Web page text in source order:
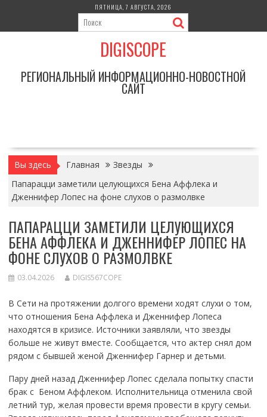
содержимому
ПЯТНИЦА, 7 АВГУСТА, 2026
DIGISCOPE
РЕГИОНАЛЬНЫЙ ИНФОРМАЦИОННО-НОВОСТНОЙ
САЙТ
Вы здесь Главная
Звезды
Папарацци заметили целующихся Бена Аффлека и
Дженнифер Лопес на фоне слухов о размолвке
ПАПАРАЦЦИ ЗАМЕТИЛИ ЦЕЛУЮЩИХСЯ
БЕНА АФФЛЕКА И ДЖЕННИФЕР ЛОПЕС НА
ФОНЕ СЛУХОВ О РАЗМОЛВКЕ
03.04.2026 DIGIS567COPE
В Сети на протяжении долгого времени ходят слухи о том,
что отношения Бена Аффлека и Дженнифер Лопеса
находятся в кризисе. Источники заявляли, что звезды
больше не живут вместе. Сообщается, что актер снял дом
рядом с бывшей женой Дженнифер Гарнер и детьми.
Пару дней назад Дженнифер Лопес сделала попытку спасти
брак с Беном Аффлеком. Исполнительница отменила свой
летний тур, желая провести время провести в кругу семьи.